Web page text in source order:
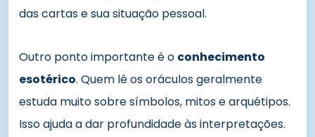
das cartas e sua situação pessoal.
Outro ponto importante é o conhecimento
esotérico. Quem lê os oráculos geralmente
estuda muito sobre símbolos, mitos e arquétipos.
Isso ajuda a dar profundidade às interpretações.